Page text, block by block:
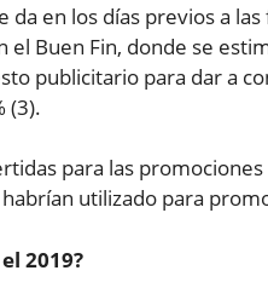
da en los días previos a
el Buen Fin, donde se
publicitario para dar a
(3).
para las
utilizado para
2019?